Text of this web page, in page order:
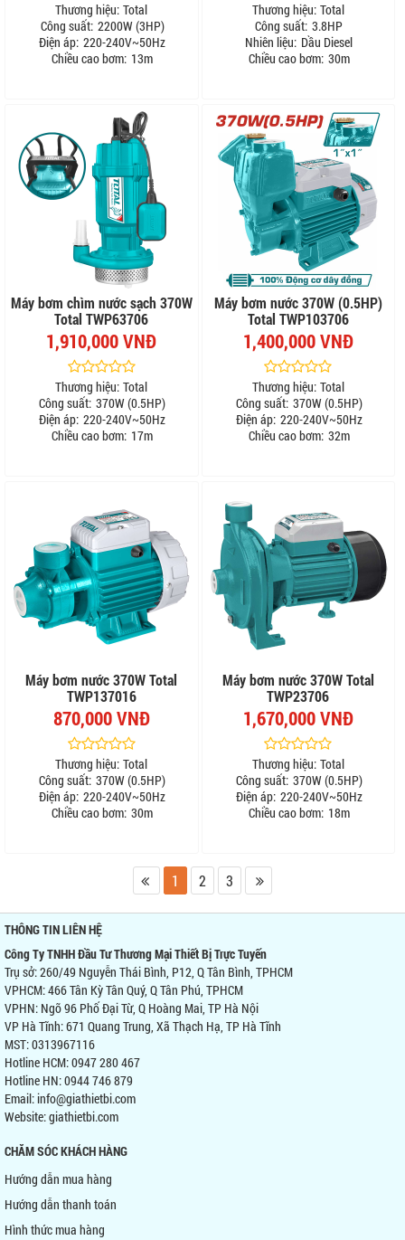
Thương hiệu: Total
Công suất: 2200W (3HP)
Điện áp: 220-240V~50Hz
Chiều cao bơm: 13m
Thương hiệu: Total
Công suất: 3.8HP
Nhiên liệu: Dầu Diesel
Chiều cao bơm: 30m
Máy bơm chìm nước sạch 370W
Total TWP63706
1,910,000 VNĐ
Thương hiệu: Total
Công suất: 370W (0.5HP)
Điện áp: 220-240V~50Hz
Chiều cao bơm: 17m
Máy bơm nước 370W (0.5HP)
Total TWP103706
1,400,000 VNĐ
Thương hiệu: Total
Công suất: 370W (0.5HP)
Điện áp: 220-240V~50Hz
Chiều cao bơm: 32m
Máy bơm nước 370W Total
TWP137016
870,000 VNĐ
Thương hiệu: Total
Công suất: 370W (0.5HP)
Điện áp: 220-240V~50Hz
Chiều cao bơm: 30m
Máy bơm nước 370W Total
TWP23706
1,670,000 VNĐ
Thương hiệu: Total
Công suất: 370W (0.5HP)
Điện áp: 220-240V~50Hz
Chiều cao bơm: 18m
1 2 3
THÔNG TIN LIÊN HỆ
Công Ty TNHH Đầu Tư Thương Mại Thiết Bị Trực Tuyến
Trụ sở: 260/49 Nguyễn Thái Bình, P12, Q Tân Bình, TPHCM
VPHCM: 466 Tân Kỳ Tân Quý, Q Tân Phú, TPHCM
VPHN: Ngõ 96 Phố Đại Từ, Q Hoàng Mai, TP Hà Nội
VP Hà Tĩnh: 671 Quang Trung, Xã Thạch Hạ, TP Hà Tĩnh
MST: 0313967116
Hotline HCM: 0947 280 467
Hotline HN: 0944 746 879
Email: info@giathietbi.com
Website:giathietbi.com
CHĂM SÓC KHÁCH HÀNG
Hướng dẫn mua hàng
Hướng dẫn thanh toán
Hình thức mua hàng